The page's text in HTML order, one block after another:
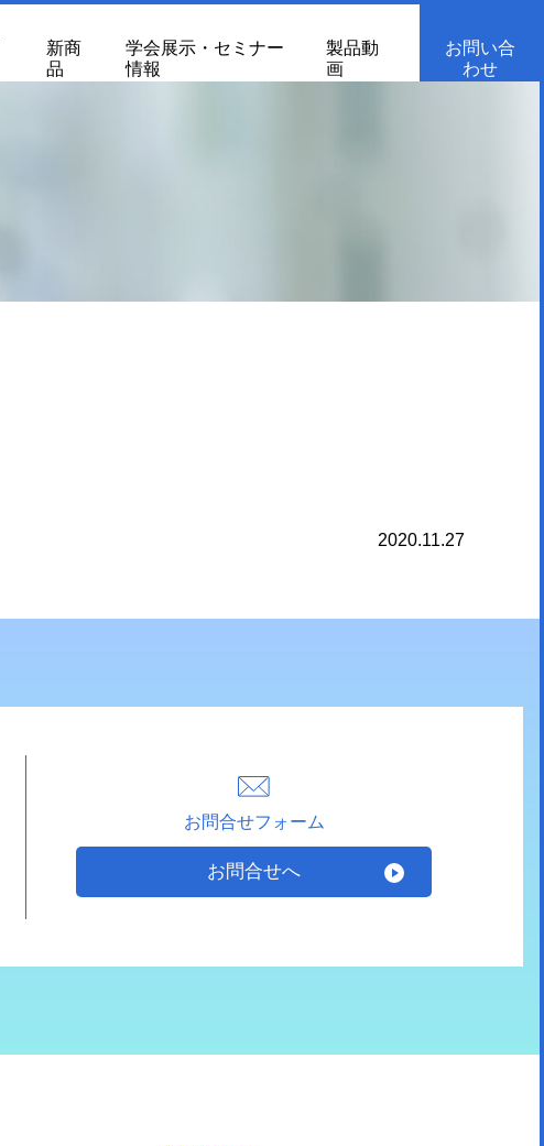
新商
品
学会展示・セミナー
情報
製品動
画
お問い合
わせ
2020.11.27
お問合せフォーム
お問合せへ